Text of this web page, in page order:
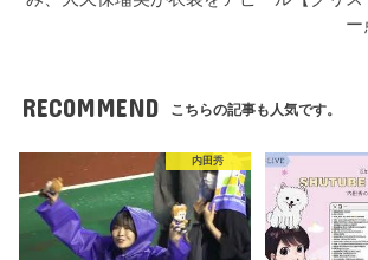
ー
RECOMMEND こちらの記事も人気です。
内田秀